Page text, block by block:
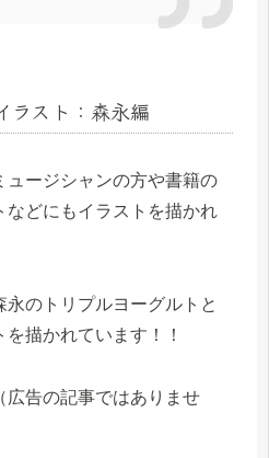
ラスト：森永編
ュージシャンの方や書籍の
などにもイラストを描かれ
のトリプルヨーグルトと
描かれています！！
広告の記事ではありませ